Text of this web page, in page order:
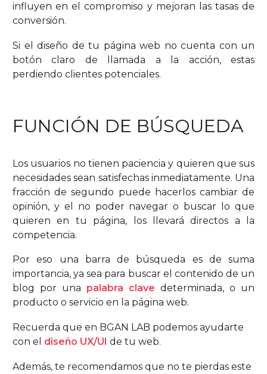
influyen en el compromiso y mejoran las tasas de
conversión.
Si el diseño de tu página web no cuenta con un
botón claro de llamada a la acción, estas
perdiendo clientes potenciales.
FUNCIÓN DE BÚSQUEDA
Los usuarios no tienen paciencia y quieren que sus
necesidades sean satisfechas inmediatamente. Una
fracción de segundo puede hacerlos cambiar de
opinión, y el no poder navegar o buscar lo que
quieren en tu página, los llevará directos a la
competencia.
Por eso una barra de búsqueda es de suma
importancia, ya sea para buscar el contenido de un
blog por una palabra clave determinada, o un
producto o servicio en la página web.
Recuerda que en BGAN LAB podemos ayudarte
con el diseño UX/UI de tu web.
Además, te recomendamos que no te pierdas este